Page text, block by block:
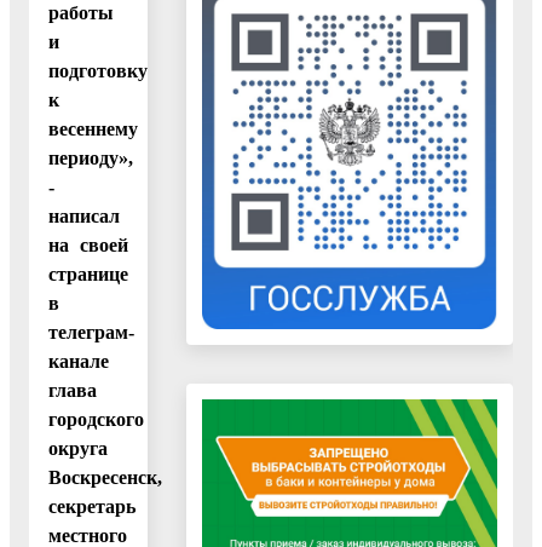
работы
и
подготовку
к
весеннему
периоду»,
-
написал
на своей
странице
в
телеграм-
канале
глава
городского
округа
Воскресенск,
секретарь
местного